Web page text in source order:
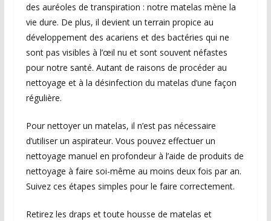
des auréoles de transpiration : notre matelas mène la
vie dure. De plus, il devient un terrain propice au
développement des acariens et des bactéries qui ne
sont pas visibles à l’œil nu et sont souvent néfastes
pour notre santé. Autant de raisons de procéder au
nettoyage et à la désinfection du matelas d’une façon
régulière.
Pour nettoyer un matelas, il n’est pas nécessaire
d’utiliser un aspirateur. Vous pouvez effectuer un
nettoyage manuel en profondeur à l’aide de produits de
nettoyage à faire soi-même au moins deux fois par an.
Suivez ces étapes simples pour le faire correctement.
Retirez les draps et toute housse de matelas et